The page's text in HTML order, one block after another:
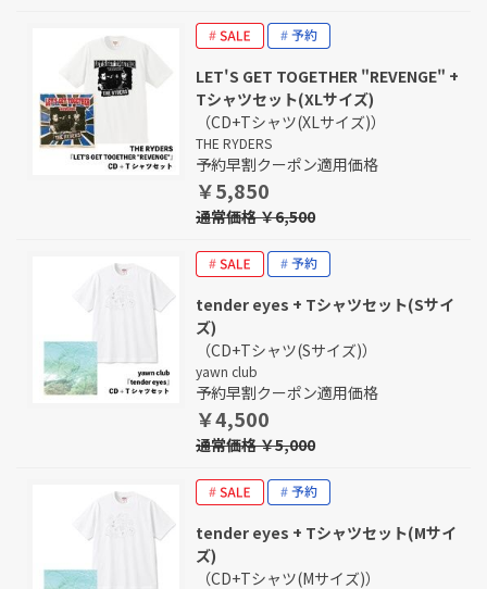
LET'S GET TOGETHER "REVENGE" +
Tシャツセット(XLサイズ)
（CD+Tシャツ(XLサイズ)）
THE RYDERS
予約早割クーポン適用価格
￥5,850
通常価格 ￥6,500
tender eyes + Tシャツセット(Sサイ
ズ)
（CD+Tシャツ(Sサイズ)）
yawn club
予約早割クーポン適用価格
￥4,500
通常価格 ￥5,000
tender eyes + Tシャツセット(Mサイ
ズ)
（CD+Tシャツ(Mサイズ)）